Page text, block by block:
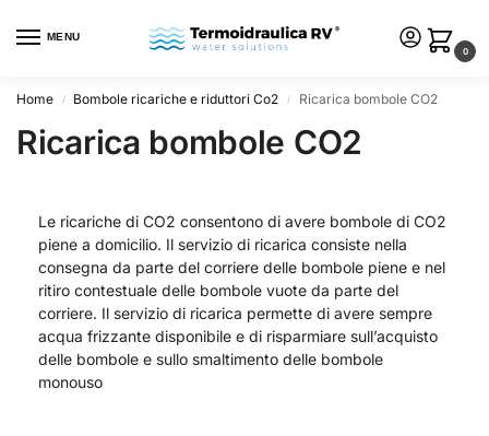
MENU
0
Home / Bombole ricariche e riduttori Co2 / Ricarica bombole CO2
Ricarica bombole CO2
Le ricariche di CO2 consentono di avere bombole di CO2
piene a domicilio. Il servizio di ricarica consiste nella
consegna da parte del corriere delle bombole piene e nel
ritiro contestuale delle bombole vuote da parte del
corriere. Il servizio di ricarica permette di avere sempre
acqua frizzante disponibile e di risparmiare sull’acquisto
delle bombole e sullo smaltimento delle bombole
monouso